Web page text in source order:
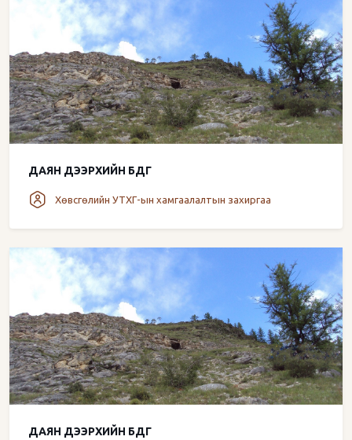
ДАЯН ДЭЭРХИЙН БДГ
Хөвсгөлийн УТХГ-ын хамгаалалтын захиргаа
ДАЯН ДЭЭРХИЙН БДГ